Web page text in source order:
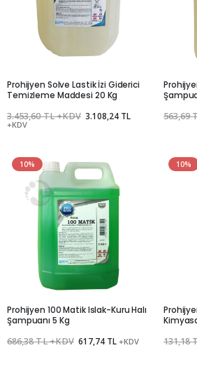
Prohijyen Solve Lastik İzi Giderici
Temizleme Maddesi 20 Kg
3.453,60 TL +KDV 3.108,24 TL
+KDV
563,69
10%
Prohijyen 100 Matik Islak-Kuru Halı
Şampuanı 5 Kg
686,38 TL +KDV 617,74 TL +KDV
10%
131,18